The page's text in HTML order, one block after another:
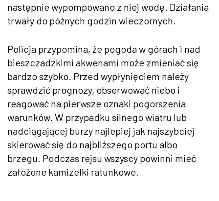
następnie wypompowano z niej wodę. Działania
trwały do późnych godzin wieczornych.
Policja przypomina, że pogoda w górach i nad
bieszczadzkimi akwenami może zmieniać się
bardzo szybko. Przed wypłynięciem należy
sprawdzić prognozy, obserwować niebo i
reagować na pierwsze oznaki pogorszenia
warunków. W przypadku silnego wiatru lub
nadciągającej burzy najlepiej jak najszybciej
skierować się do najbliższego portu albo
brzegu. Podczas rejsu wszyscy powinni mieć
założone kamizelki ratunkowe.